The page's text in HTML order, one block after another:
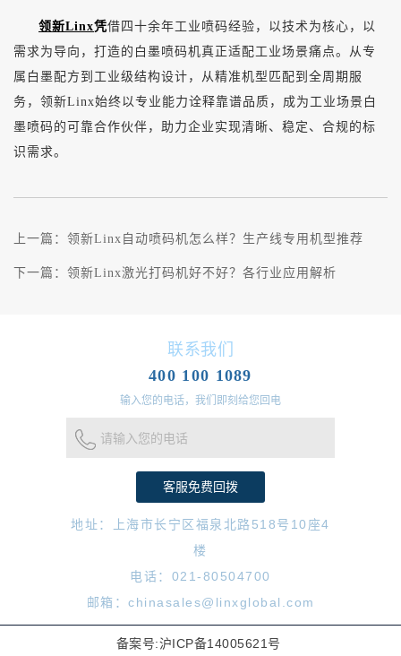
领新Linx凭借四十余年工业喷码经验，以技术为核心，以
需求为导向，打造的白墨喷码机真正适配工业场景痛点。从专
属白墨配方到工业级结构设计，从精准机型匹配到全周期服
务，领新Linx始终以专业能力诠释靠谱品质，成为工业场景白
墨喷码的可靠合作伙伴，助力企业实现清晰、稳定、合规的标
识需求。
上一篇： 领新Linx自动喷码机怎么样？生产线专用机型推荐
下一篇： 领新Linx激光打码机好不好？各行业应用解析
联系我们
400 100 1089
输入您的电话，我们即刻给您回电
请输入您的电话
地址：上海市长宁区福泉北路518号10座4
楼
电话：021-80504700
邮箱：chinasales@linxglobal.com
备案号:沪ICP备14005621号